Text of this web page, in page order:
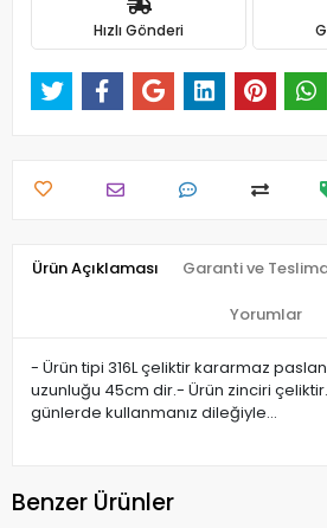
Hızlı Gönderi
Ürün Açıklaması Garanti ve
Yorumlar
- Ürün tipi 316L çeliktir kararmaz
uzunluğu 45cm dir.- Ürün zinciri
günlerde kullanmanız dileğiyle…
Benzer Ürünler